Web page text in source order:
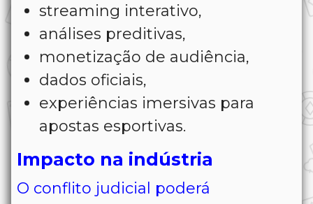
streaming interativo,
análises preditivas,
monetização de audiência,
dados oficiais,
experiências imersivas para
apostas esportivas.
Impacto na indústria
O conflito judicial poderá